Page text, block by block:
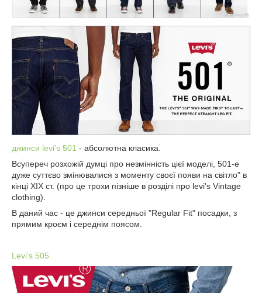
джинси levi's 501 - абсолютна класика.
Всупереч розхожій думці про незмінність цієї моделі, 501-е
дуже суттєво змінювалися з моменту своєї появи на світло" в
кінці XIX ст. (про це трохи пізніше в розділі про levi's Vintage
clothing).
В даний час - це джинси середньої "Regular Fit" посадки, з
прямим кроєм і середнім поясом.
Levi's 505